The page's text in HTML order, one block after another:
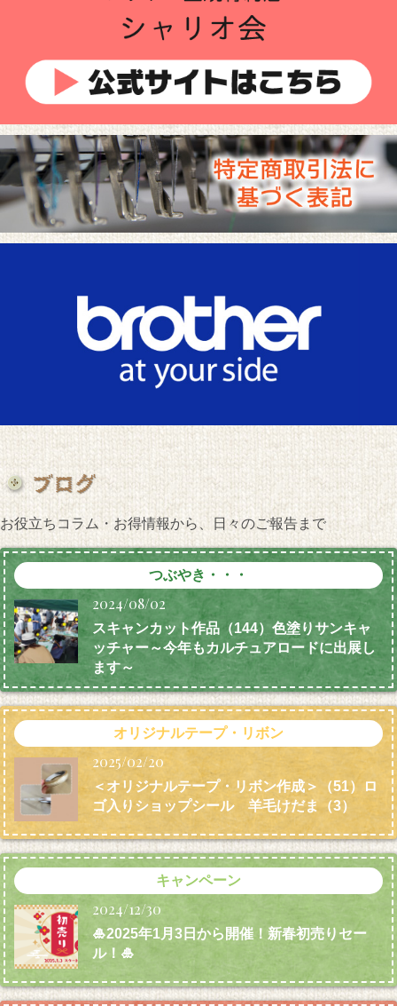
お役立ちコラム・お得情報から、日々のご報告まで
つぶやき・・・
2024/08/02
スキャンカット作品（144）色塗りサンキャ
ッチャー～今年もカルチュアロードに出展し
ます～
オリジナルテープ・リボン
2025/02/20
＜オリジナルテープ・リボン作成＞（51）ロ
ゴ入りショップシール 羊毛けだま （3）
キャンペーン
2024/12/30
🎍2025年1月3日から開催！新春初売りセー
ル！🎍